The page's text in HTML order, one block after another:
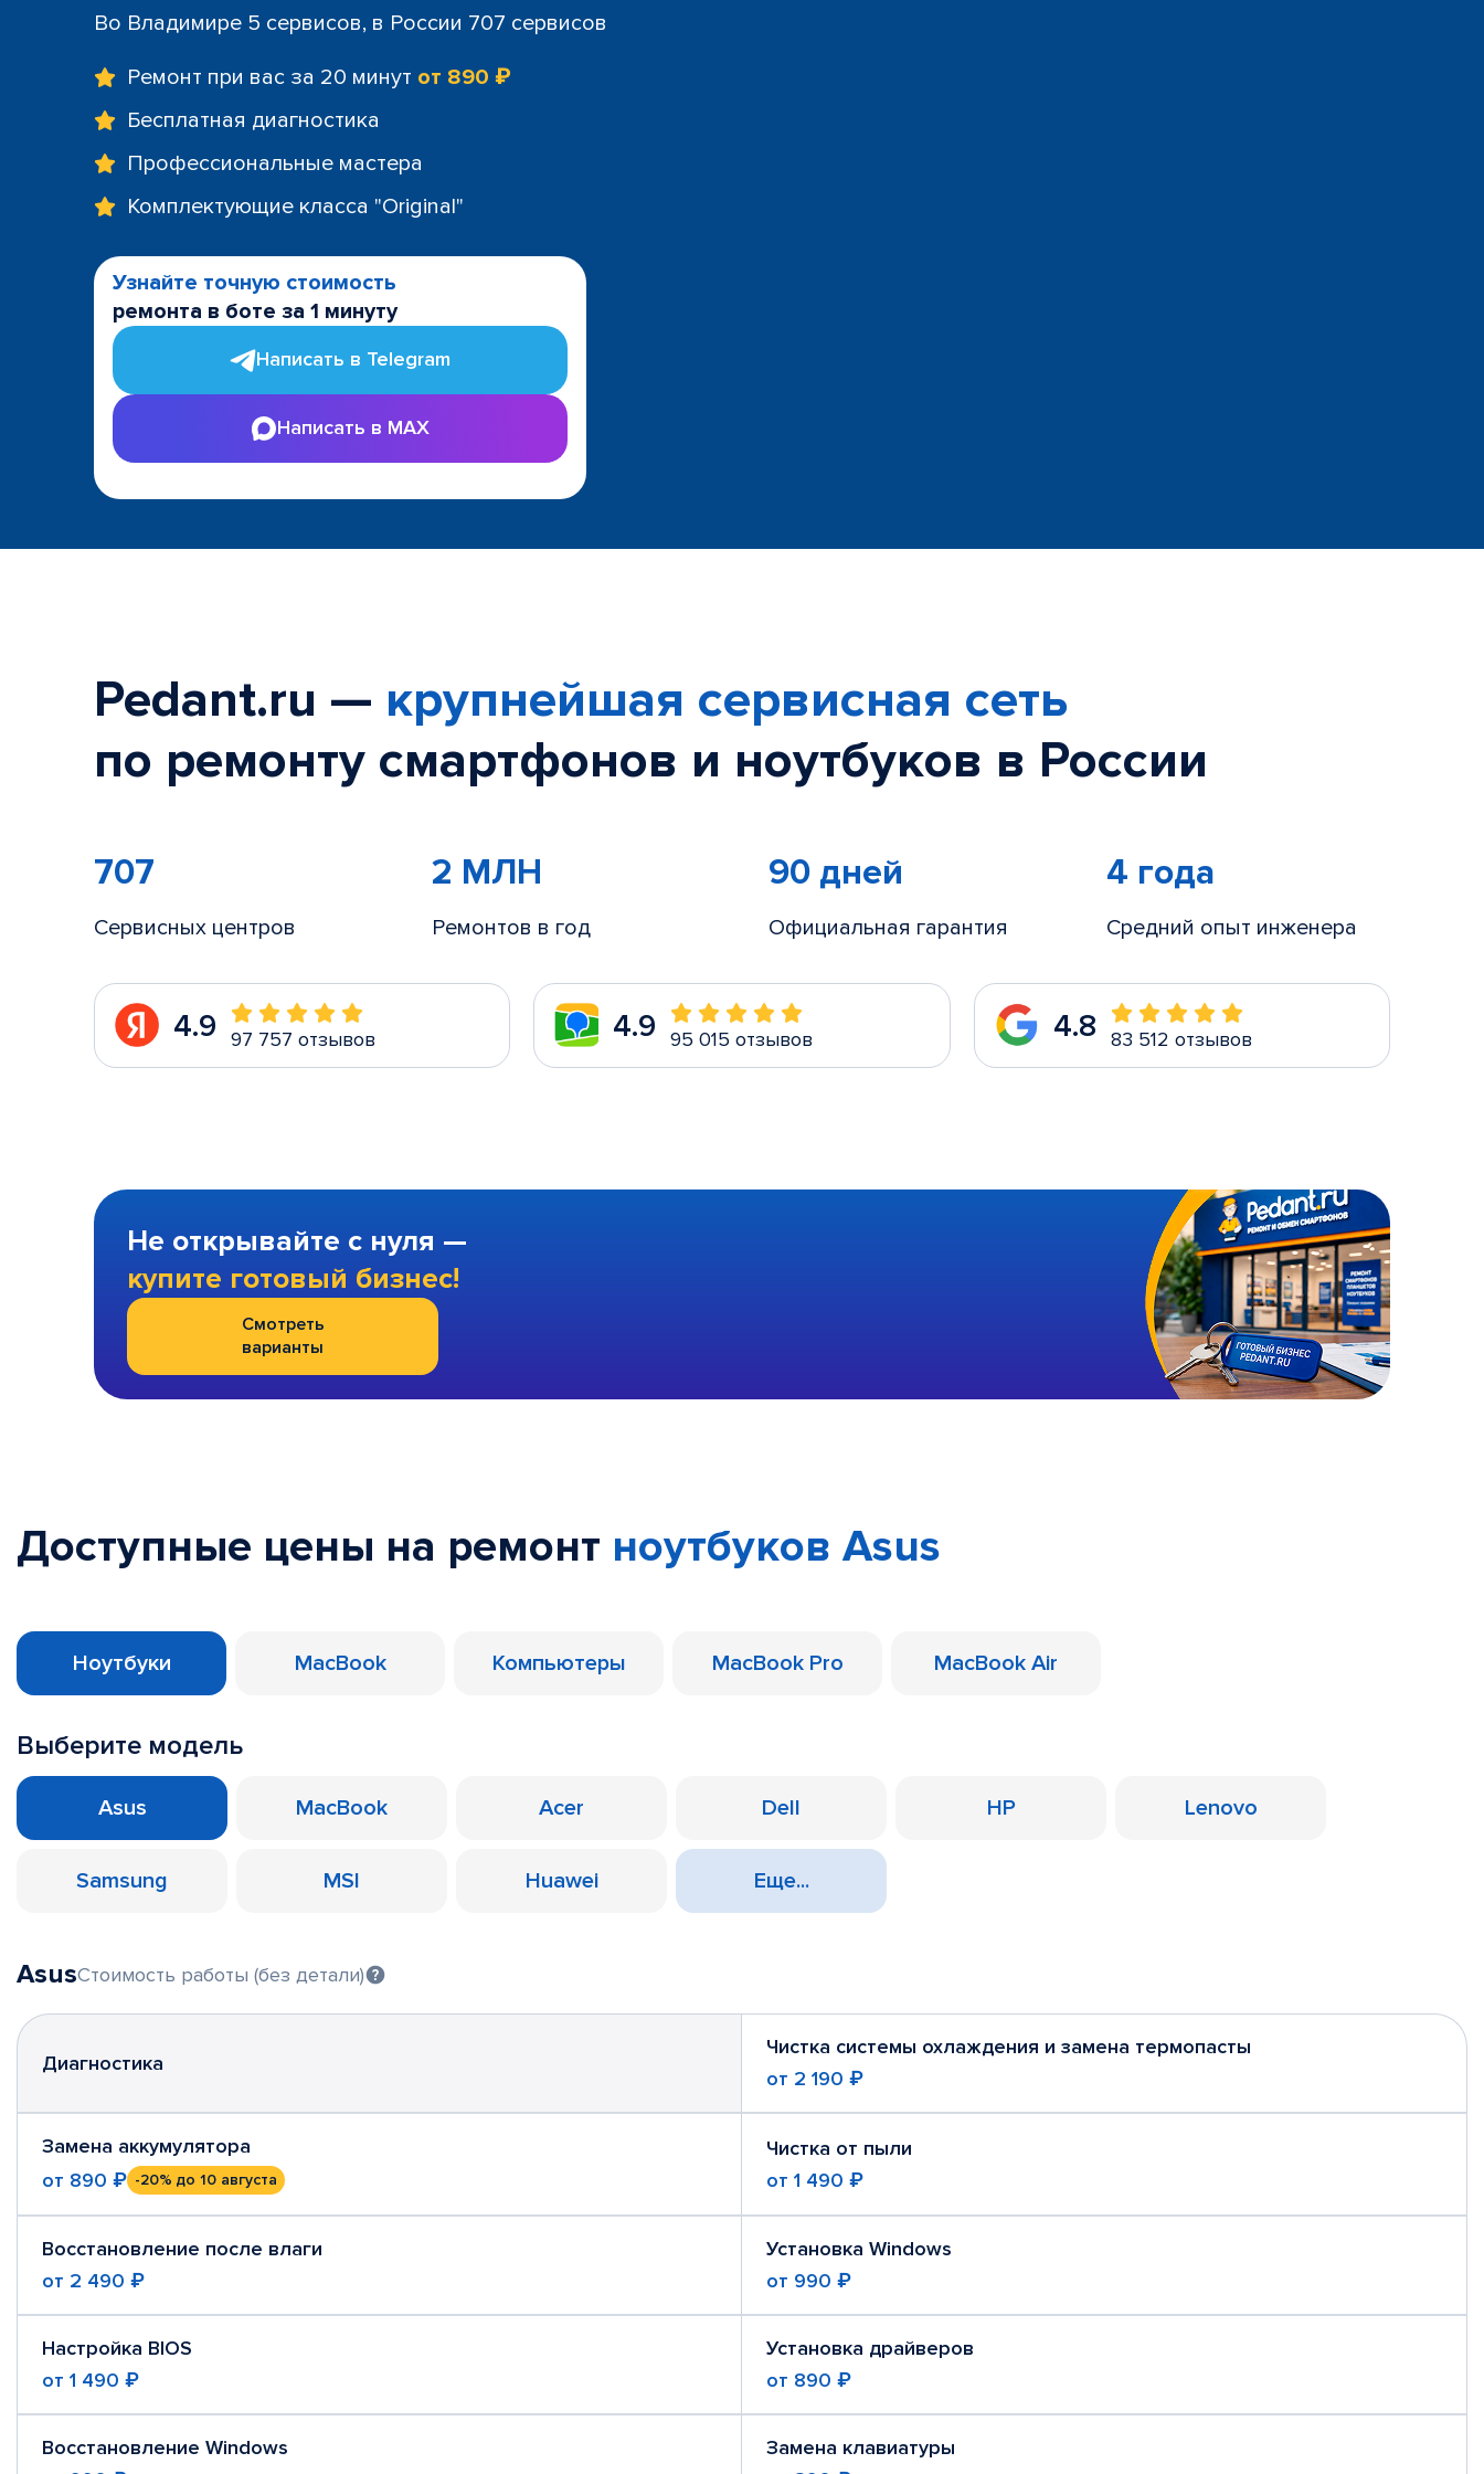
Во Владимире 5 сервисов, в России 707 сервисов
Ремонт при вас за 20 минут от 890 ₽
Бесплатная диагностика
Профессиональные мастера
Комплектующие класса "Original"
Узнайте точную стоимость
ремонта в боте за 1 минуту
Написать в Telegram
Написать в MAX
Pedant.ru — крупнейшая сервисная сеть
по ремонту смартфонов и ноутбуков в России
707
Сервисных центров
2 МЛН
Ремонтов в год
90 дней
Официальная гарантия
4 года
Средний опыт инженера
4.9 97 757 отзывов 4.9 95 015 отзывов 4.8 83 512 отзывов
Не открывайте с нуля —
купите готовый бизнес!
Смотреть
варианты
Доступные цены на ремонт ноутбуков Asus
Ноутбуки MacBook Компьютеры MacBook Pro MacBook Air
Выберите модель
Asus MacBook Acer Dell HP Lenovo
Samsung MSI Huawei Еще...
AsusСтоимость работы (без детали)
Диагностика
Чистка системы охлаждения и замена термопасты
от 2 190 ₽
Замена аккумулятора
от 890 ₽ -20% до 10 августа
Чистка от пыли
от 1 490 ₽
Восстановление после влаги
от 2 490 ₽
Установка Windows
от 990 ₽
Настройка BIOS
от 1 490 ₽
Установка драйверов
от 890 ₽
Восстановление Windows
Замена клавиатуры